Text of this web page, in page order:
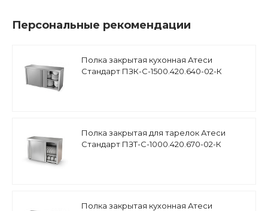
Персональные рекомендации
Полка закрытая кухонная Атеси
Стандарт ПЗК-С-1500.420.640-02-К
Полка закрытая для тарелок Атеси
Стандарт ПЗТ-С-1000.420.670-02-К
Полка закрытая кухонная Атеси